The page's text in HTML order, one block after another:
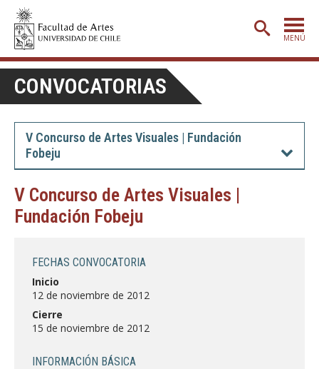
MENÚ
PORTADA
ADMISIÓN
ETAPA BÁSICA
POSTGRADO
EXTENSIÓN
BIBLIOTECA
DEPARTAMENTOS
FACULTAD
Estudiantes
CONVOCATORIAS
V Concurso de Artes Visuales | Fundación
Fobeju
V Concurso de Artes Visuales |
Fundación Fobeju
FECHAS CONVOCATORIA
Inicio
12 de noviembre de 2012
Cierre
15 de noviembre de 2012
INFORMACIÓN BÁSICA